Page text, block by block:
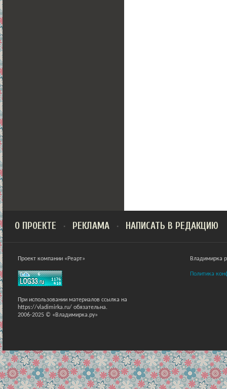
О ПРОЕКТЕ РЕКЛАМА НАПИСАТЬ В РЕДАКЦИЮ
Проект компании «Реарт»
При использовании материалов ссылка на
https://vladimirka.ru/ обязательна.
2006-2025 © «Владимирка.ру»
Владимирка
Политика